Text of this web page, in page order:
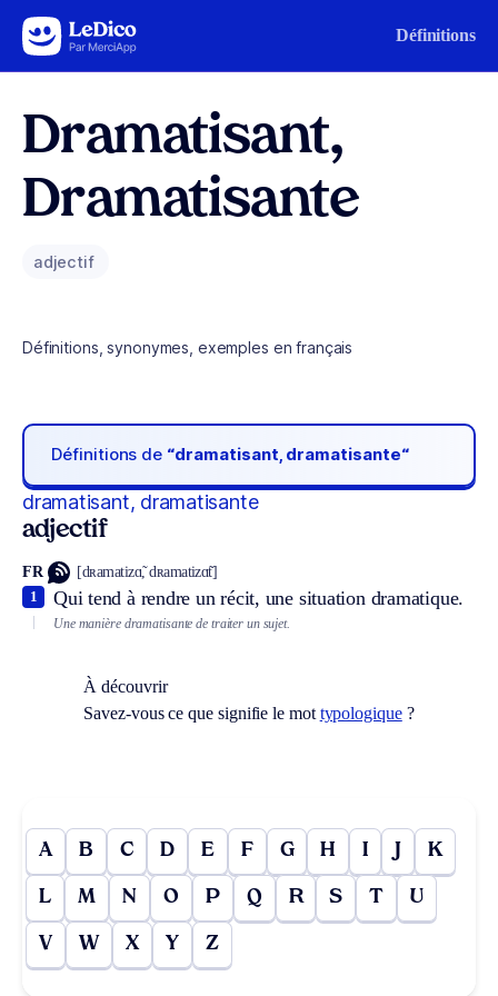
Aller au contenu Définitions
Dramatisant,
Dramatisante
adjectif
Définitions, synonymes, exemples en français
Définitions de “dramatisant, dramatisante“
dramatisant, dramatisante
adjectif
FR [dʀamatizɑ̃, dʀamatizɑ̃t]
Qui tend à rendre un récit, une situation dramatique.
1
Une manière dramatisante de traiter un sujet.
À découvrir
Savez-vous ce que signifie le mot typologique?
A B C D E F G H I J K
L M N O P Q R S T U
V W X Y Z